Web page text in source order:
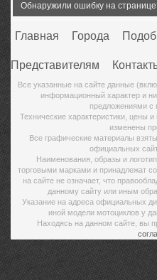
Обнаружили ошибку на
Главная Города
Представителям
Все указанные на сайте данные
информационный характер и
предложениями с
Технические характеристики, цены
изменены
Все графические материалы
официальных
Наименования, образы и
торговыми марками и принадлежат
на сайте не означает, что
данному сайту или иным
Указание на адреса официальных
иной модели мотоциклов у
Находясь на данном сайте, вы